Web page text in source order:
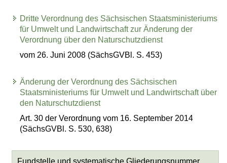
Dritte Verordnung des Sächsischen Staatsministeriums
für Umwelt und Landwirtschaft zur Änderung der
Verordnung über den Naturschutzdienst
vom 26. Juni 2008 (SächsGVBl. S. 453)
Änderung der Verordnung des Sächsischen
Staatsministeriums für Umwelt und Landwirtschaft über
den Naturschutzdienst
Art. 30 der Verordnung vom 16. September 2014
(SächsGVBl. S. 530, 638)
Fundstelle und systematische Gliederungsnummer